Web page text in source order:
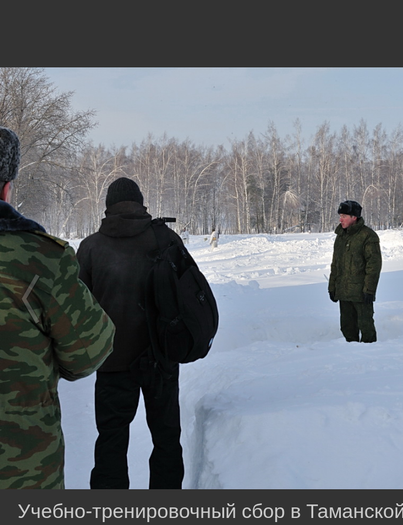
Учебно-тренировочный сбор в